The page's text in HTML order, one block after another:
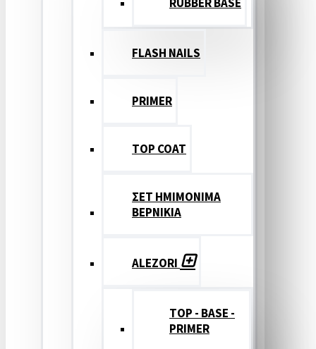
FLASH NAILS
PRIMER
TOP COAT
ΣΕΤ ΗΜΙΜΟΝΙΜΑ
ΒΕΡΝΙΚΙΑ
ALEZORI
TOP - BASE -
PRIMER